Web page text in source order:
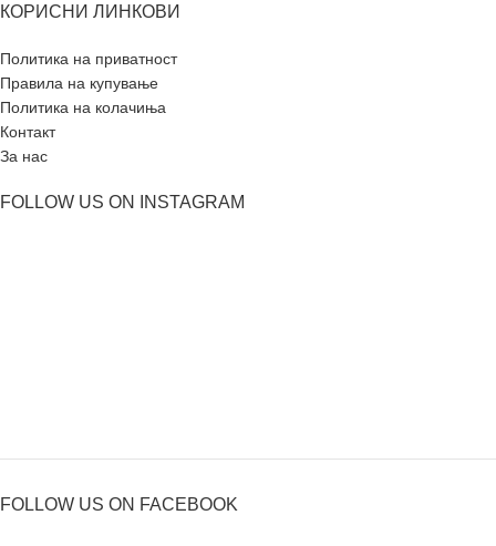
КОРИСНИ ЛИНКОВИ
Политика на приватност
Правила на купување
Политика на колачиња
Контакт
За нас
FOLLOW US ON INSTAGRAM
FOLLOW US ON FACEBOOK